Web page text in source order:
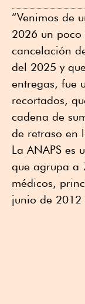
“Venimos de
2026 un
cancelación
del 2025 y
entregas, fue
recortados,
cadena de
de retraso en
La ANAPS es
que agrupa a
médicos,
junio de 2012